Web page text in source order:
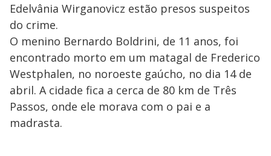
Edelvânia Wirganovicz estão presos suspeitos
do crime.
O menino Bernardo Boldrini, de 11 anos, foi
encontrado morto em um matagal de Frederico
Westphalen, no noroeste gaúcho, no dia 14 de
abril. A cidade fica a cerca de 80 km de Três
Passos, onde ele morava com o pai e a
madrasta.